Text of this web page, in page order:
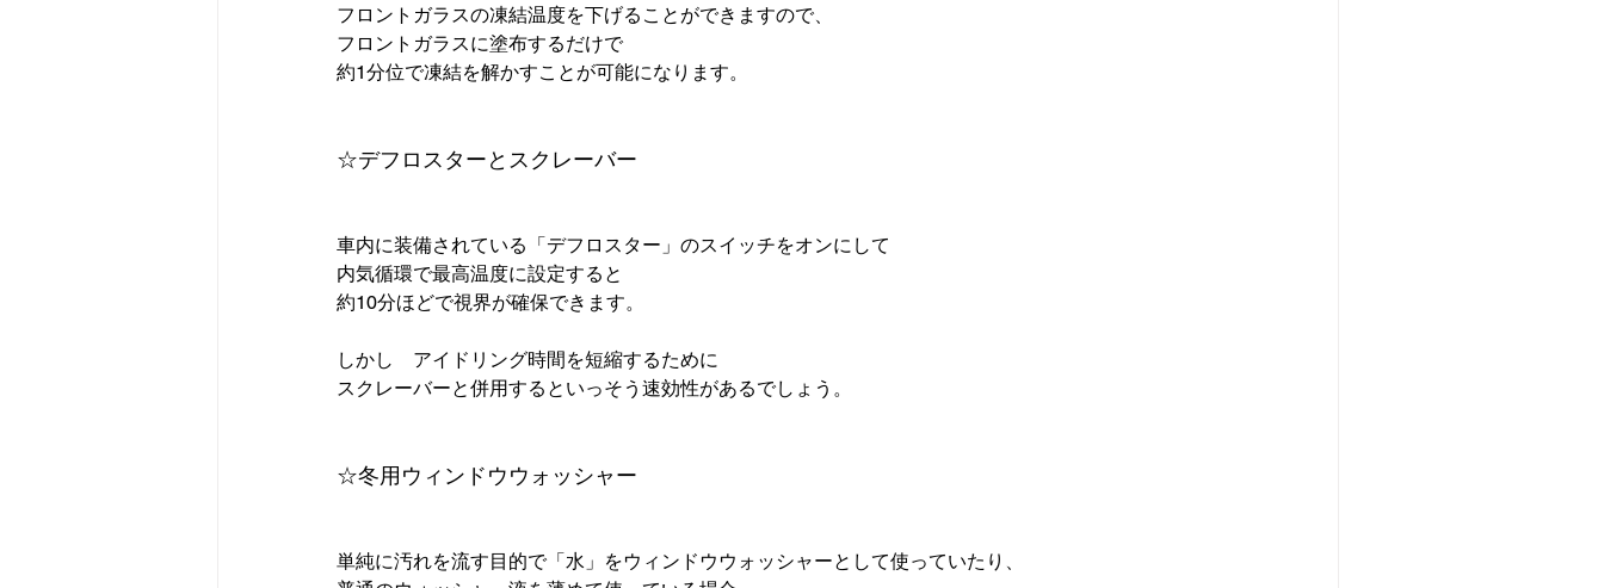
フロントガラスの凍結温度を下げることができますので、
フロントガラスに塗布するだけで
約1分位で凍結を解かすことが可能になります。
☆デフロスターとスクレーバー
車内に装備されている「デフロスター」のスイッチをオンにして
内気循環で最高温度に設定すると
約10分ほどで視界が確保できます。
しかし　アイドリング時間を短縮するために
スクレーバーと併用するといっそう速効性があるでしょう。
☆冬用ウィンドウウォッシャー
単純に汚れを流す目的で「水」をウィンドウウォッシャーとして使っていたり、